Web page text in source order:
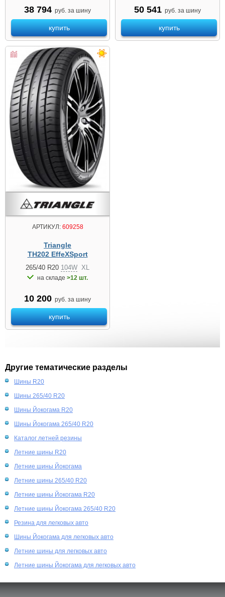
38 794 руб. за шину
купить
50 541 руб. за шину
купить
АРТИКУЛ:609258
Triangle
TH202 EffeXSport
265/40 R20 104W XL
на складе >12 шт.
10 200 руб. за шину
купить
Другие тематические разделы
Шины R20
Шины 265/40 R20
Шины Йокогама R20
Шины Йокогама 265/40 R20
Каталог летней резины
Летние шины R20
Летние шины Йокогама
Летние шины 265/40 R20
Летние шины Йокогама R20
Летние шины Йокогама 265/40 R20
Резина для легковых авто
Шины Йокогама для легковых авто
Летние шины для легковых авто
Летние шины Йокогама для легковых авто